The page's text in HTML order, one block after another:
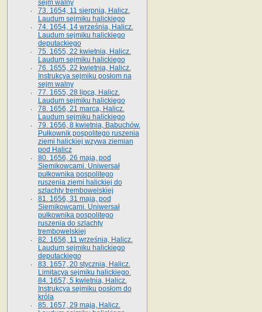
sejm walny
73. 1654, 11 sierpnia, Halicz.
Laudum sejmiku halickiego
74. 1654, 14 września, Halicz.
Laudum sejmiku halickiego
deputackiego
75. 1655, 22 kwietnia, Halicz.
Laudum sejmiku halickiego
76. 1655, 22 kwietnia, Halicz.
Instrukcya sejmiku posłom na
sejm walny
77. 1655, 28 lipca, Halicz.
Laudum sejmiku halickiego
78. 1656, 21 marca, Halicz.
Laudum sejmiku halickiego
79. 1656, 8 kwietnia, Babuchów.
Pułkownik pospolitego ruszenia
ziemi halickiej wzywa ziemian
pod Halicz
80. 1656, 26 maja, pod
Siemikowcami. Uniwersał
pułkownika pospolitego
ruszenia ziemi halickiej do
szlachty trembowelskiej
81. 1656, 31 maja, pod
Siemikowcami. Uniwersał
pułkownika pospolitego
ruszenia do szlachty
trembowelskiej
82. 1656, 11 września, Halicz.
Laudum sejmiku halickiego
deputackiego
83. 1657, 20 stycznia, Halicz.
Limitacya sejmiku halickiego.
84. 1657, 5 kwietnia, Halicz.
Instrukcya sejmiku posłom do
króla
85. 1657, 29 maja, Halicz.